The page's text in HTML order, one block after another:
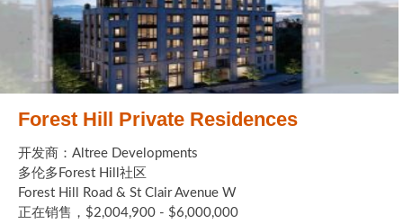
Forest Hill Private Residences
开发商：Altree Developments
多伦多Forest Hill社区
Forest Hill Road & St Clair Avenue W
正在销售，$2,004,900 - $6,000,000